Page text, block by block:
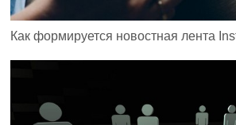
Как формируется новостная лента